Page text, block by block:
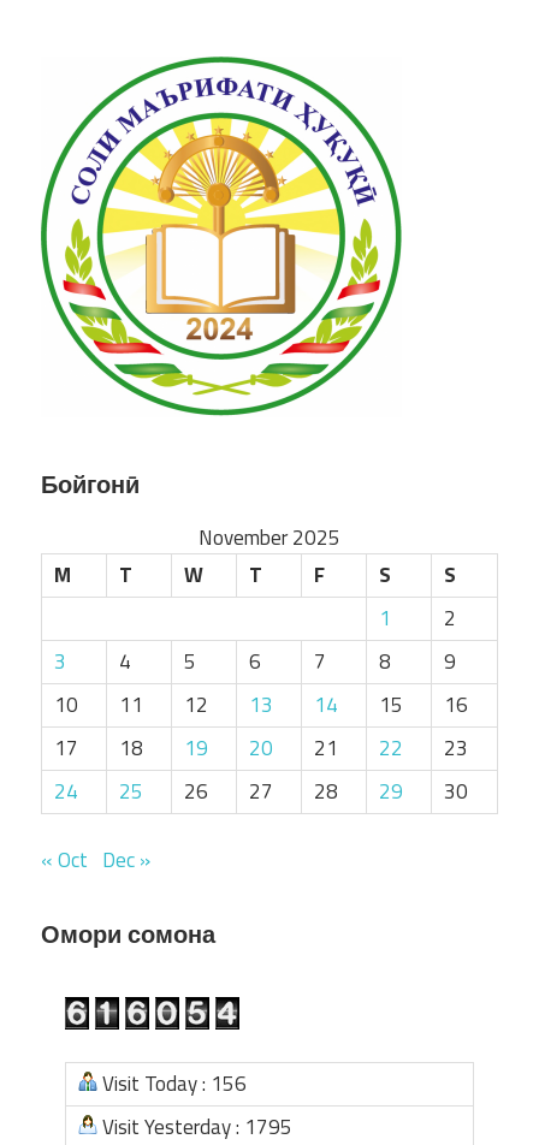
Бойгонӣ
November 2025
M
T W T F S
S
1
2
3
4 5 6 7 8
9
10
11 12 13 14 15
16
17
18 19 20 21 22
23
24
25 26 27 28 29 30
« Oct Dec »
Омори сомона
Visit Today : 156
Visit Yesterday : 1795